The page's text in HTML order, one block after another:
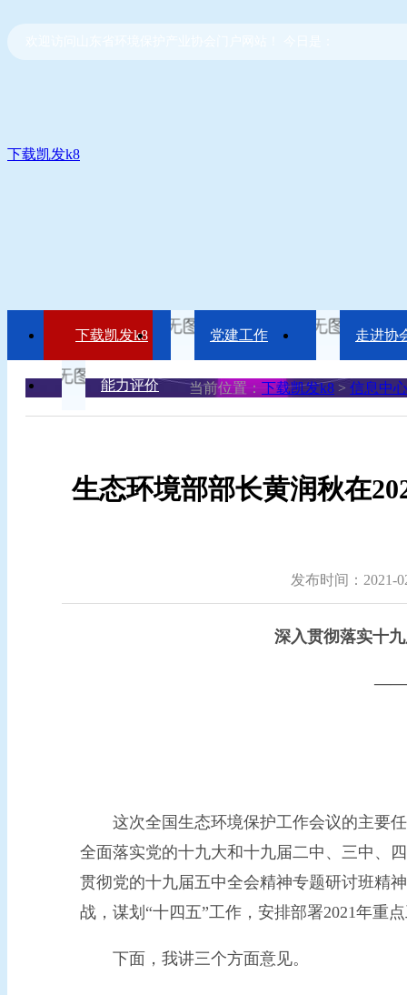
下载凯发k8
下载凯发k8 党建工作 走进协
能力评价 当前位置： 下载凯发k8 > 信息中心
生态环境部部长黄润秋在
发布时间：2021-
深入贯彻落实十
——
这次全国生态环境保护工作会议的主要任
全面落实党的十九大和十九届二中、三中、
贯彻党的十九届五中全会精神专题研讨班精
战，谋划“十四五”工作，安排部署2021年重
下面，我讲三个方面意见。